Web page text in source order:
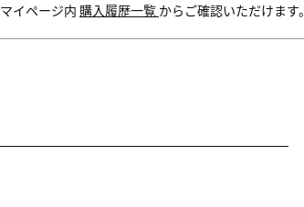
マイページ内 購入履歴一覧 からご確認いただけます。